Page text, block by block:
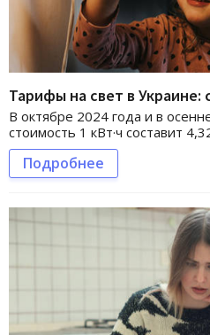
Тарифы на свет в Украине:
В октябре 2024 года и в
стоимость 1 кВт·ч составит
Подробнее